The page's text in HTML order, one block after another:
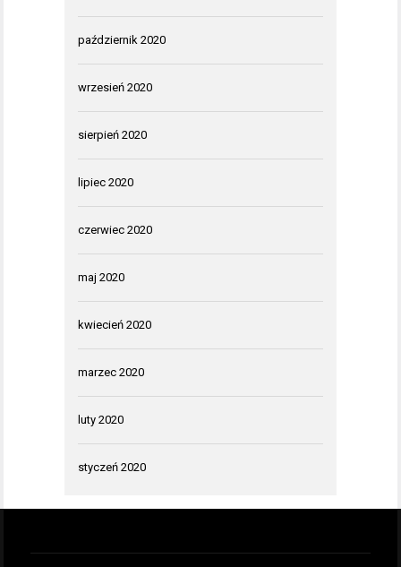
październik 2020
wrzesień 2020
sierpień 2020
lipiec 2020
czerwiec 2020
maj 2020
kwiecień 2020
marzec 2020
luty 2020
styczeń 2020